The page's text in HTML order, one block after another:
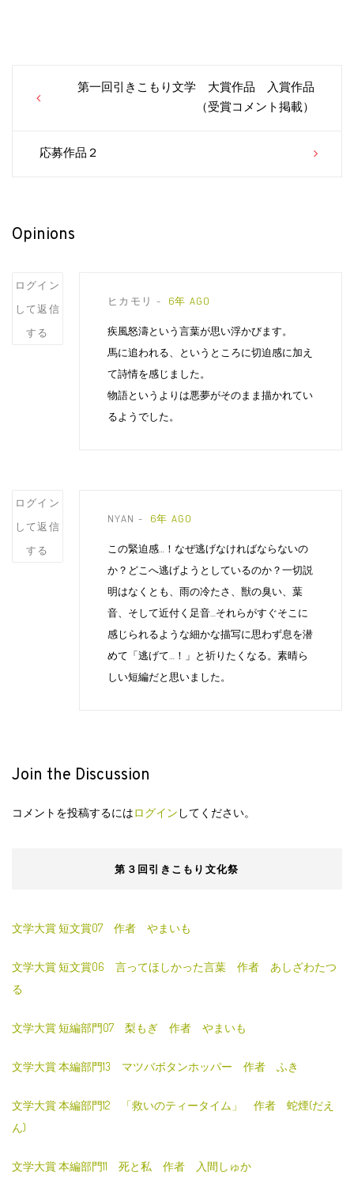
navigation
第一回引きこもり文学 大賞作品 入賞作品
（受賞コメント掲載）
応募作品２
Opinions
Post
comment
ログイン
して返信
する
ヒカモリ 6年 AGO
疾風怒濤という言葉が思い浮かびます。
馬に追われる、というところに切迫感に加え
て詩情を感じました。
物語というよりは悪夢がそのまま描かれてい
るようでした。
Post
comment
ログイン
して返信
する
NYAN 6年 AGO
この緊迫感…！なぜ逃げなければならないの
か？どこへ逃げようとしているのか？一切説
明はなくとも、雨の冷たさ、獣の臭い、葉
音、そして近付く足音…それらがすぐそこに
感じられるような細かな描写に思わず息を潜
めて「逃げて…！」と祈りたくなる。素晴ら
しい短編だと思いました。
Join the Discussion
コメントを投稿するにはログイン してください。
第３回引きこもり文化祭
文学大賞 短文賞07 作者 やまいも
文学大賞 短文賞06 言ってほしかった言葉 作者 あしざわたつ
る
文学大賞 短編部門07 梨もぎ 作者 やまいも
文学大賞 本編部門13 マツバボタンホッパー 作者 ふき
文学大賞 本編部門12 「救いのティータイム」 作者 蛇煙(だえ
ん)
文学大賞 本編部門11 死と私 作者 入間しゅか